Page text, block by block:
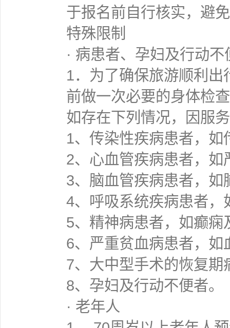
于报名前自行核实，避
特殊限制
· 病患者、孕妇及行动不
1．为了确保旅游顺利
前做一次必要的身体检
如存在下列情况，因服
1、传染性疾病患者，
2、心血管疾病患者，
3、脑血管疾病患者，
4、呼吸系统疾病患者
5、精神病患者，如癫痫
6、严重贫血病患者，
7、大中型手术的恢复期
8、孕妇及行动不便者。
· 老年人